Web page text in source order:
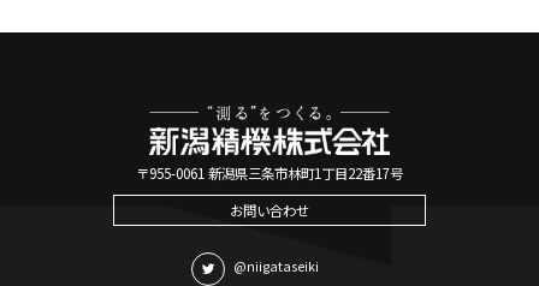
〒955-0061 新潟県三条市林町1丁目22番17号
お問い合わせ
@niigataseiki